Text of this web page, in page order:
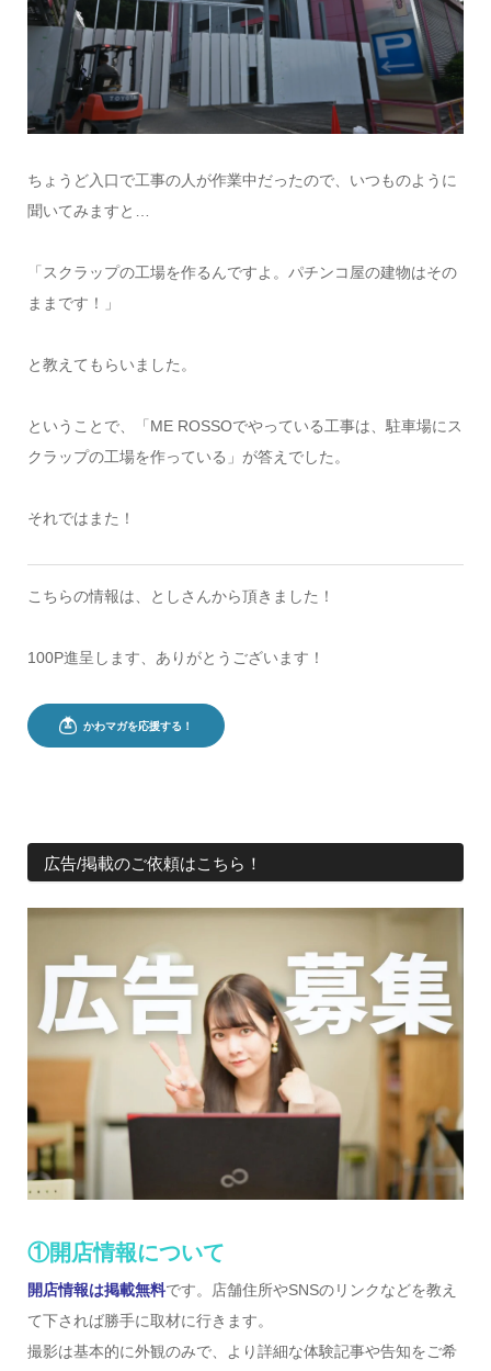
ちょうど入口で工事の人が作業中だったので、いつものように
聞いてみますと…
「スクラップの工場を作るんですよ。パチンコ屋の建物はその
ままです！」
と教えてもらいました。
ということで、「ME ROSSOでやっている工事は、駐車場にス
クラップの工場を作っている」が答えでした。
それではまた！
こちらの情報は、としさんから頂きました！
100P進呈します、ありがとうございます！
広告/掲載のご依頼はこちら！
①開店情報について
開店情報は掲載無料です。店舗住所やSNSのリンクなどを教え
て下されば勝手に取材に行きます。
撮影は基本的に外観のみで、より詳細な体験記事や告知をご希